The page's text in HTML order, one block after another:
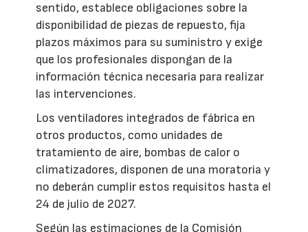
sentido, establece obligaciones sobre la
disponibilidad de piezas de repuesto, fija
plazos máximos para su suministro y exige
que los profesionales dispongan de la
información técnica necesaria para realizar
las intervenciones.
Los ventiladores integrados de fábrica en
otros productos, como unidades de
tratamiento de aire, bombas de calor o
climatizadores, disponen de una moratoria y
no deberán cumplir estos requisitos hasta el
24 de julio de 2027.
Según las estimaciones de la Comisión